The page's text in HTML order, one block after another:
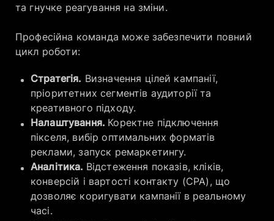
та гнучке реагування на зміни.
Професійна команда може забезпечити повний
цикл роботи:
Стратегія. Визначення цілей кампанії,
пріоритетних сегментів аудиторії та
креативного підходу.
Налаштування. Коректне підключення
пікселя, вибір оптимальних форматів
реклами, запуск ремаркетингу.
Аналітика. Відстеження показів, кліків,
конверсій і вартості контакту (CPA), що
дозволяє коригувати кампанії в реальному
часі.